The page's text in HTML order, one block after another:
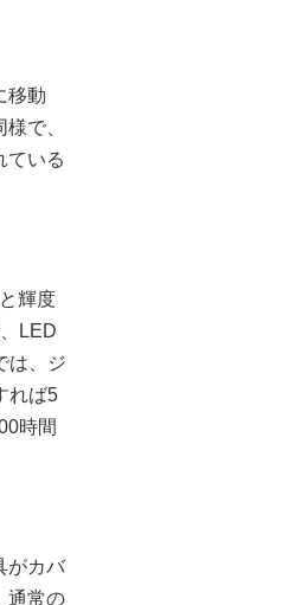
移動
で、
ている
輝度
LED
は、ジ
れば5
時間
がカバ
通常の